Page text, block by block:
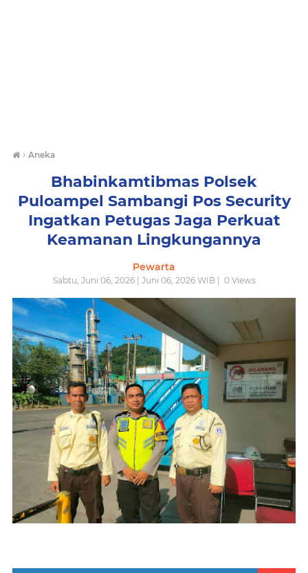
› Aneka
Bhabinkamtibmas Polsek
Puloampel Sambangi Pos Security
Ingatkan Petugas Jaga Perkuat
Keamanan Lingkungannya
Pewarta
Sabtu, Juni 06, 2026 | Juni 06, 2026 WIB | 0Views